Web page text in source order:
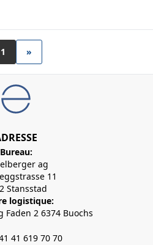
1 »
Bureau:
ag
11
Stansstad
logistique:
2 6374 Buochs
41 619 70 70